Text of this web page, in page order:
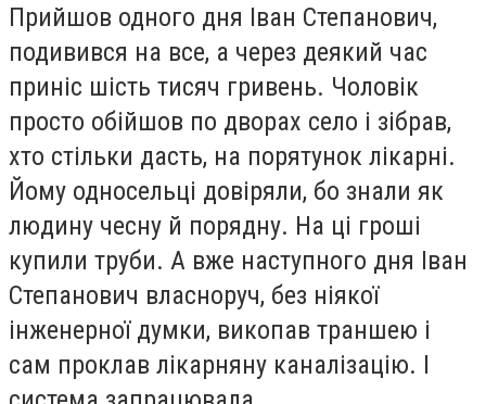
Прийшов одного дня Іван Степанович,
подивився на все, а через деякий час
приніс шість тисяч гривень. Чоловік
просто обійшов по дворах село і зібрав,
хто стільки дасть, на порятунок лікарні.
Йому односельці довіряли, бо знали як
людину чесну й порядну. На ці гроші
купили труби. А вже наступного дня Іван
Степанович власноруч, без ніякої
інженерної думки, викопав траншею і
сам проклав лікарняну каналізацію. І